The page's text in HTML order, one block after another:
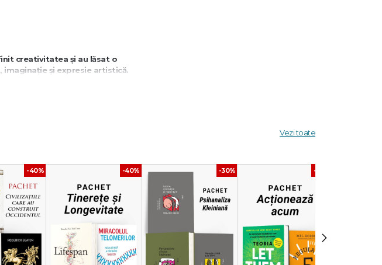
creativitatea și au lăsat o
și expresie artistică.
sale monumentale, care au
suprarealist și imaginația sa
Vezi toate
-40% -40% -30% -40%
›